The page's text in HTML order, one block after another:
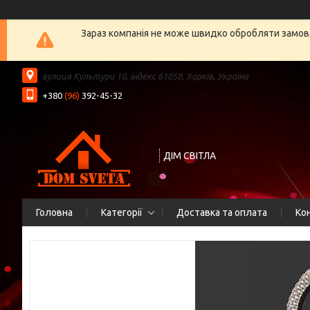
Зараз компанія не може швидко обробляти
вулиця Культури 10, індекс 61058, Харків, Україна
+380 (96) 392-45-32
ДІМ СВІТЛА
Головна Категорії Доставка та оплата